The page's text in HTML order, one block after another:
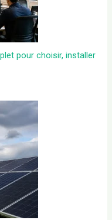
pour choisir, installer